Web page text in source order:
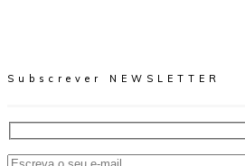
Subscrever NEWSLETTER